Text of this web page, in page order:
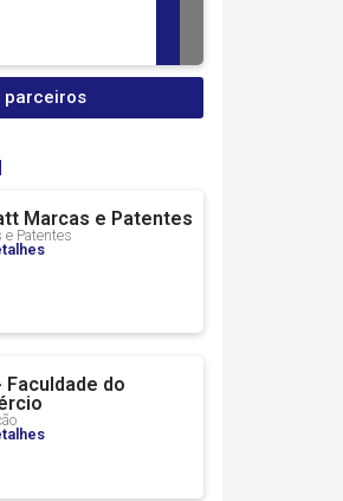
parceiros
Marcas e Patentes
e Patentes
Faculdade do